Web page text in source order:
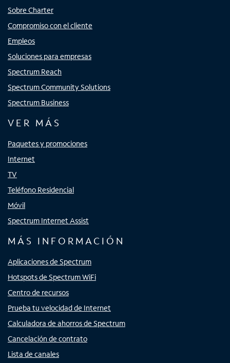
Sobre Charter
Compromiso con el cliente
Empleos
Soluciones para empresas
Spectrum Reach
Spectrum Community Solutions
Spectrum Business
VER MÁS
Paquetes y promociones
Internet
TV
Teléfono Residencial
Móvil
Spectrum Internet Assist
MÁS INFORMACIÓN
Aplicaciones de Spectrum
Hotspots de Spectrum WiFi
Centro de recursos
Prueba tu velocidad de Internet
Calculadora de ahorros de Spectrum
Cancelación de contrato
Lista de canales